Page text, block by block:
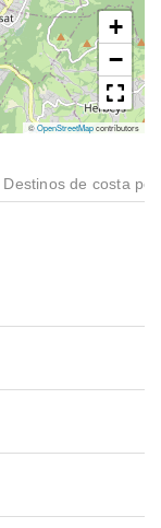
+
−
©OpenStreetMapcontributors
Destinos de costa